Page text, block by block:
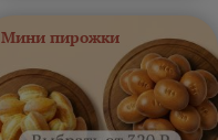
Мини пирожки